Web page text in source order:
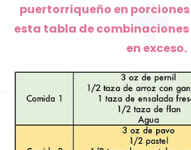
puertorriqueño en
esta tabla de
en exceso.